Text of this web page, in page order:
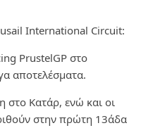
International Circuit:
PrustelGP στο
αποτελέσματα.
στο Κατάρ, ενώ και οι
στην πρώτη 13άδα